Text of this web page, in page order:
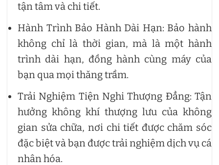
tận tâm và chi tiết.
Hành Trình Bảo Hành Dài Hạn: Bảo hành
không chỉ là thời gian, mà là một hành
trình dài hạn, đồng hành cùng máy của
bạn qua mọi thăng trầm.
Trải Nghiệm Tiện Nghi Thượng Đẳng: Tận
hưởng không khí thượng lưu của không
gian sửa chữa, nơi chi tiết được chăm sóc
đặc biệt và bạn được trải nghiệm dịch vụ cá
nhân hóa.